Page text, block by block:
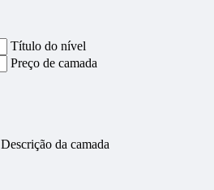
Título do nível
Preço de camada
Descrição da camada